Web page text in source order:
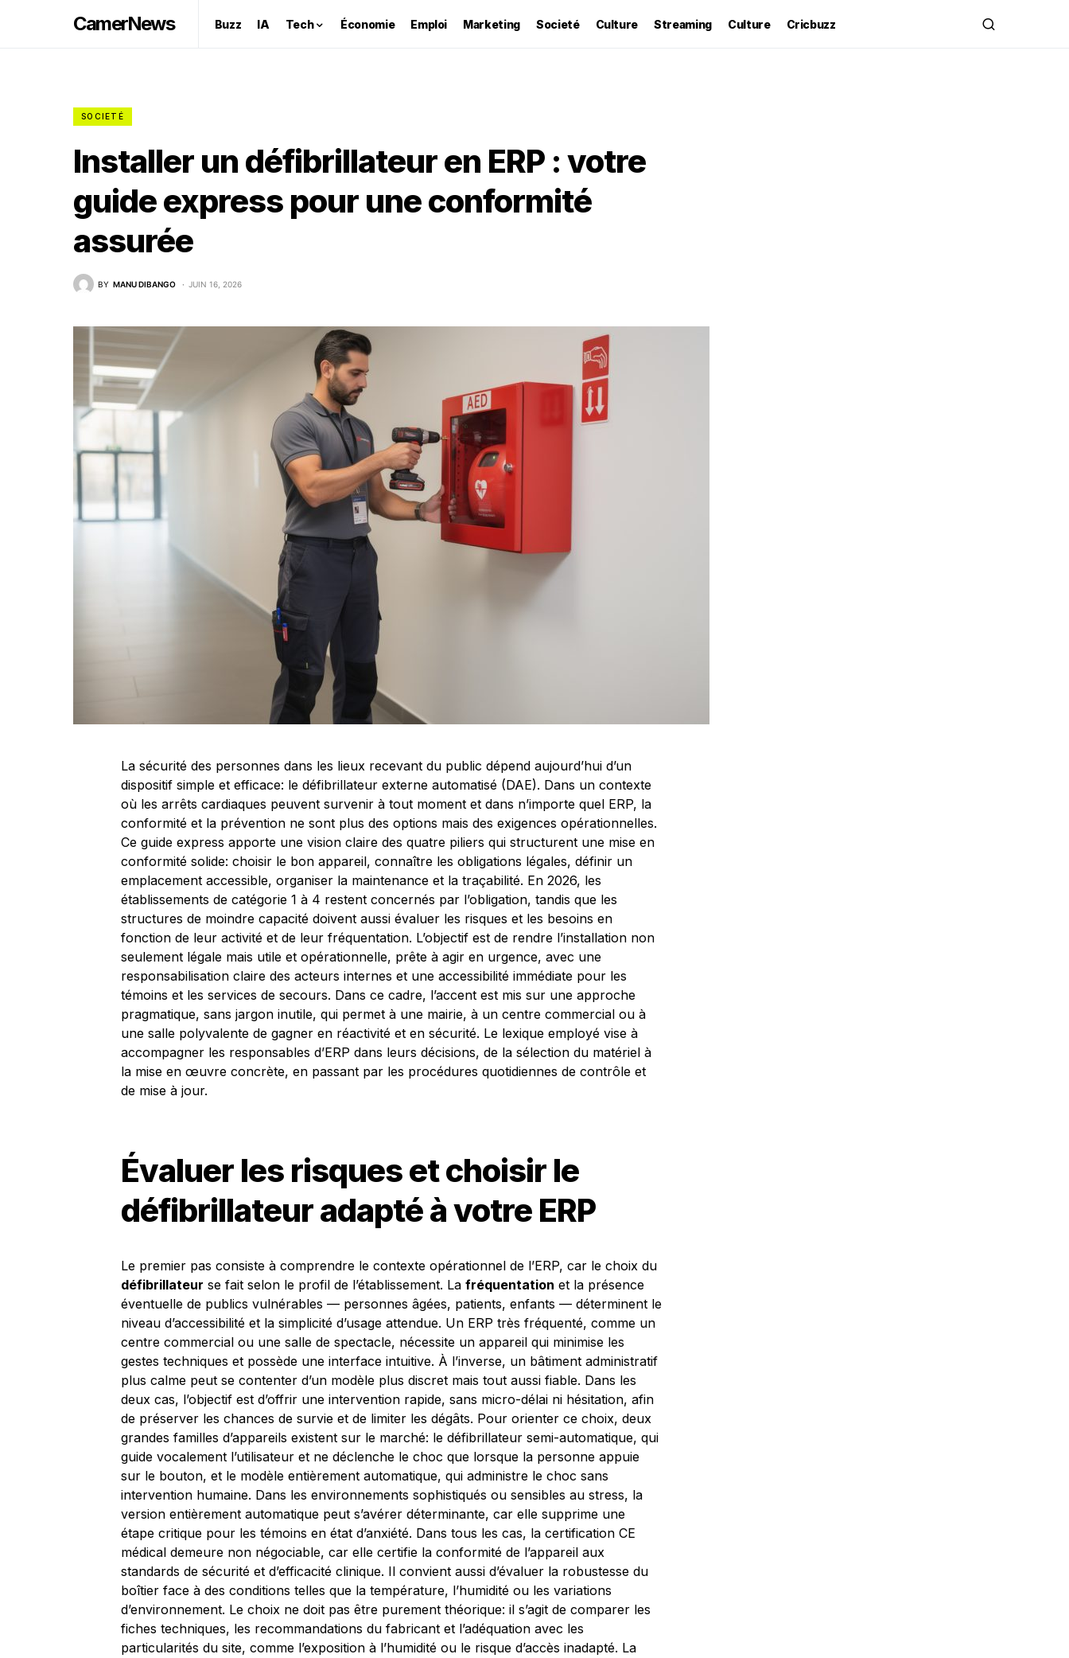
CamerNews Buzz IA Tech Économie Emploi Marketing Societé Culture Streaming Culture Cricbuzz
SOCIETÉ
Installer un défibrillateur en ERP : votre
guide express pour une conformité
assurée
BY MANU DIBANGO JUIN 16, 2026
La sécurité des personnes dans les lieux recevant du public dépend aujourd’hui d’un
dispositif simple et efficace: le défibrillateur externe automatisé (DAE). Dans un contexte
où les arrêts cardiaques peuvent survenir à tout moment et dans n’importe quel ERP, la
conformité et la prévention ne sont plus des options mais des exigences opérationnelles.
Ce guide express apporte une vision claire des quatre piliers qui structurent une mise en
conformité solide: choisir le bon appareil, connaître les obligations légales, définir un
emplacement accessible, organiser la maintenance et la traçabilité. En 2026, les
établissements de catégorie 1 à 4 restent concernés par l’obligation, tandis que les
structures de moindre capacité doivent aussi évaluer les risques et les besoins en
fonction de leur activité et de leur fréquentation. L’objectif est de rendre l’installation non
seulement légale mais utile et opérationnelle, prête à agir en urgence, avec une
responsabilisation claire des acteurs internes et une accessibilité immédiate pour les
témoins et les services de secours. Dans ce cadre, l’accent est mis sur une approche
pragmatique, sans jargon inutile, qui permet à une mairie, à un centre commercial ou à
une salle polyvalente de gagner en réactivité et en sécurité. Le lexique employé vise à
accompagner les responsables d’ERP dans leurs décisions, de la sélection du matériel à
la mise en œuvre concrète, en passant par les procédures quotidiennes de contrôle et
de mise à jour.
Évaluer les risques et choisir le
défibrillateur adapté à votre ERP
Le premier pas consiste à comprendre le contexte opérationnel de l’ERP, car le choix du
défibrillateur se fait selon le profil de l’établissement. La fréquentation et la présence
éventuelle de publics vulnérables — personnes âgées, patients, enfants — déterminent le
niveau d’accessibilité et la simplicité d’usage attendue. Un ERP très fréquenté, comme un
centre commercial ou une salle de spectacle, nécessite un appareil qui minimise les
gestes techniques et possède une interface intuitive. À l’inverse, un bâtiment administratif
plus calme peut se contenter d’un modèle plus discret mais tout aussi fiable. Dans les
deux cas, l’objectif est d’offrir une intervention rapide, sans micro-délai ni hésitation, afin
de préserver les chances de survie et de limiter les dégâts. Pour orienter ce choix, deux
grandes familles d’appareils existent sur le marché: le défibrillateur semi-automatique, qui
guide vocalement l’utilisateur et ne déclenche le choc que lorsque la personne appuie
sur le bouton, et le modèle entièrement automatique, qui administre le choc sans
intervention humaine. Dans les environnements sophistiqués ou sensibles au stress, la
version entièrement automatique peut s’avérer déterminante, car elle supprime une
étape critique pour les témoins en état d’anxiété. Dans tous les cas, la certification CE
médical demeure non négociable, car elle certifie la conformité de l’appareil aux
standards de sécurité et d’efficacité clinique. Il convient aussi d’évaluer la robustesse du
boîtier face à des conditions telles que la température, l’humidité ou les variations
d’environnement. Le choix ne doit pas être purement théorique: il s’agit de comparer les
fiches techniques, les recommandations du fabricant et l’adéquation avec les
particularités du site, comme l’exposition à l’humidité ou le risque d’accès inadapté. La